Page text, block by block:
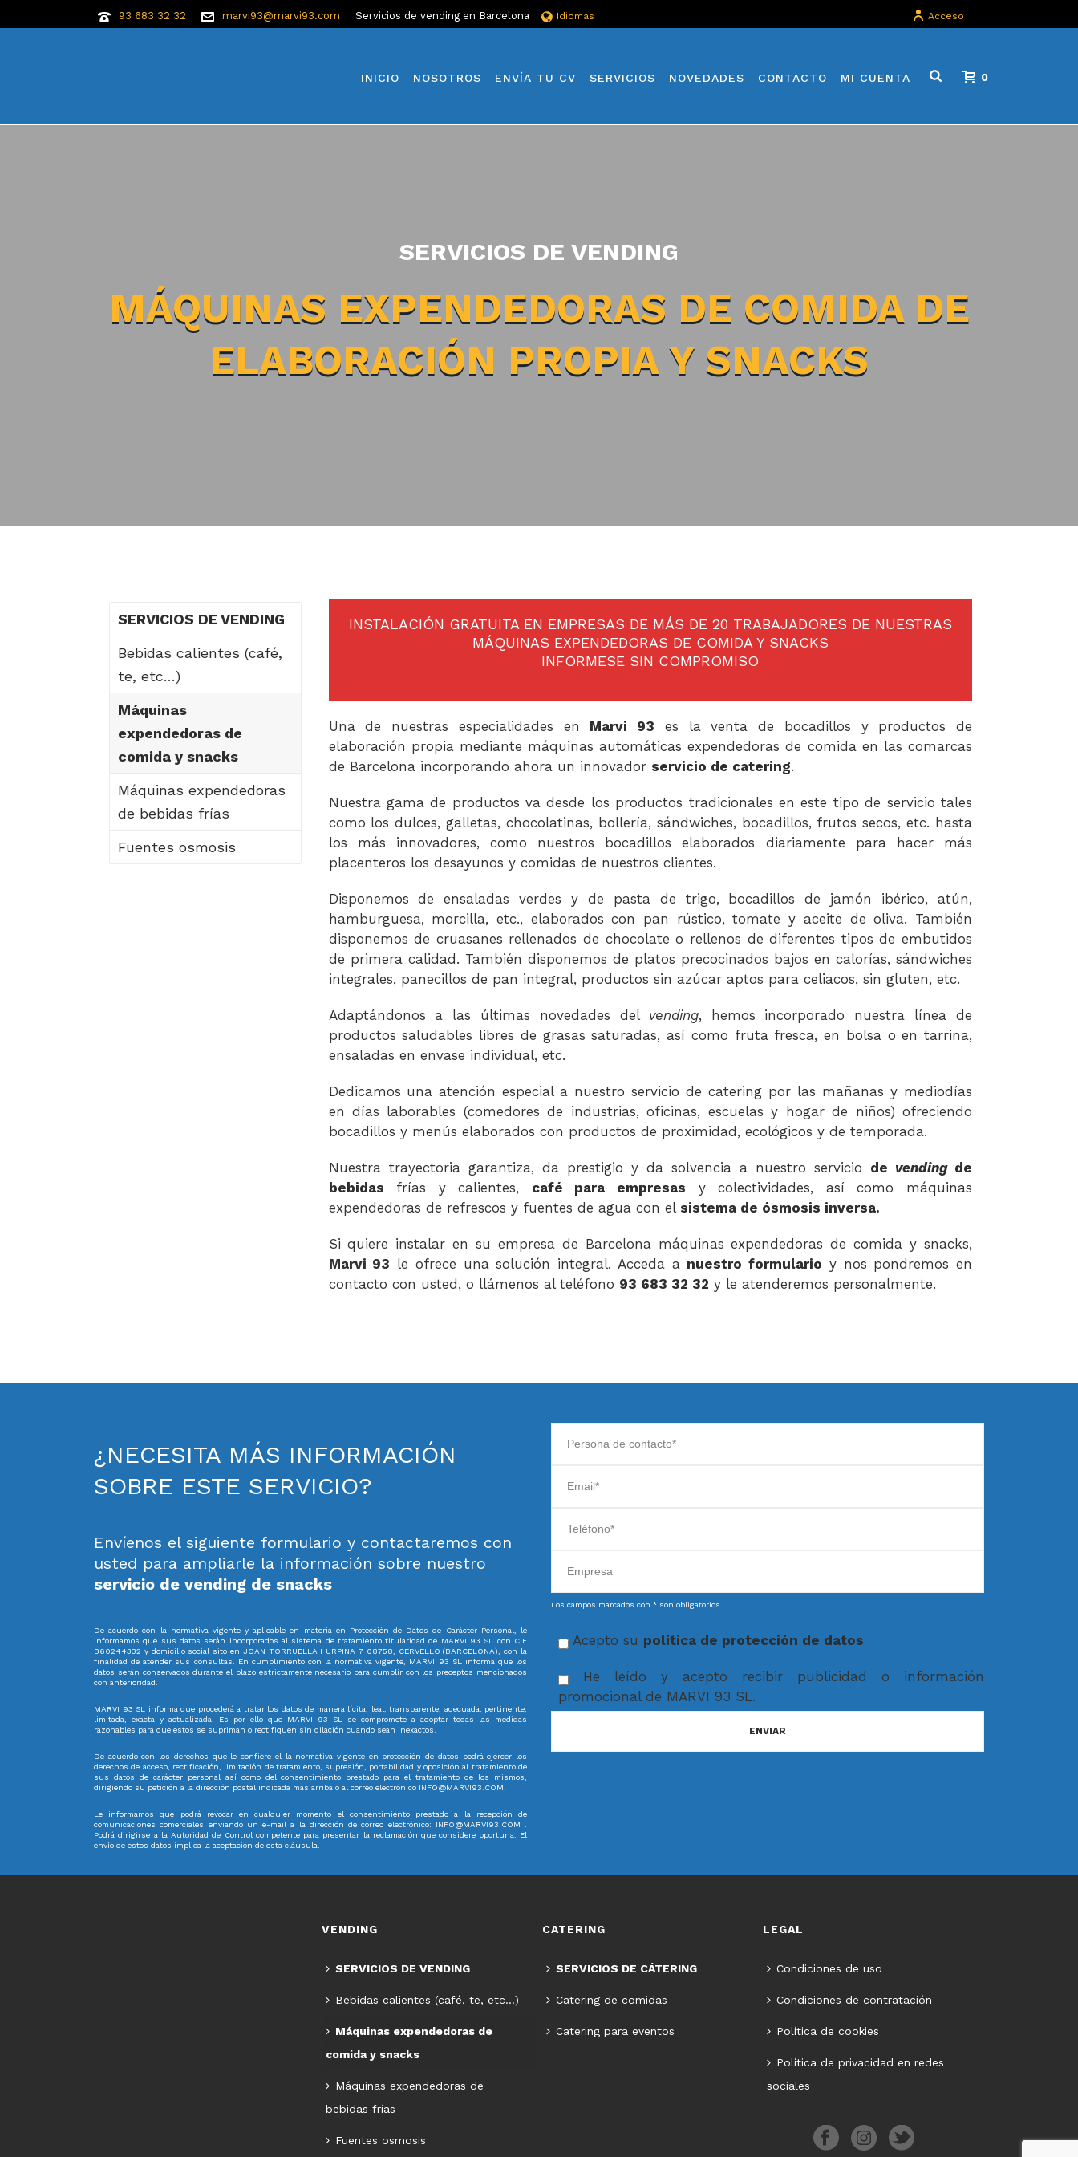
93 683 32 32 marvi93@marvi93.com Servicios de vending en Barcelona Idiomas Acceso
INICIO NOSOTROS ENVÍA TU CV SERVICIOS NOVEDADES CONTACTO MI CUENTA 0
SERVICIOS DE VENDING
MÁQUINAS EXPENDEDORAS DE COMIDA DE
ELABORACIÓN PROPIA Y SNACKS
SERVICIOS DE VENDING
Bebidas calientes (café,
te, etc…)
Máquinas
expendedoras de
comida y snacks
Máquinas expendedoras
de bebidas frías
Fuentes osmosis
INSTALACIÓN GRATUITA EN EMPRESAS DE MÁS DE 20 TRABAJADORES DE NUESTRAS
MÁQUINAS EXPENDEDORAS DE COMIDA Y SNACKS
INFORMESE SIN COMPROMISO
Una de nuestras especialidades en Marvi 93
es la venta de bocadillos y productos de
elaboración propia mediante máquinas automáticas expendedoras de comida en las comarcas
de Barcelona incorporando ahora un innovador servicio de catering.
Nuestra gama de productos va desde los productos tradicionales en este tipo de servicio tales
como los dulces, galletas, chocolatinas, bollería, sándwiches, bocadillos, frutos secos, etc. hasta
los más innovadores, como nuestros bocadillos elaborados diariamente para hacer más
placenteros los desayunos y comidas de nuestros clientes.
Disponemos de ensaladas verdes y de pasta de trigo, bocadillos de jamón ibérico, atún,
hamburguesa, morcilla, etc., elaborados con pan rústico, tomate y aceite de oliva. También
disponemos de cruasanes rellenados de chocolate o rellenos de diferentes tipos de embutidos
de primera calidad. También disponemos de platos precocinados bajos en calorías, sándwiches
integrales, panecillos de pan integral, productos sin azúcar aptos para celiacos, sin gluten, etc.
Adaptándonos a las últimas novedades del vending, hemos incorporado nuestra línea de
productos saludables libres de grasas saturadas, así como fruta fresca, en bolsa o en tarrina,
ensaladas en envase individual, etc.
Dedicamos una atención especial a nuestro servicio de catering por las mañanas y mediodías
en días laborables (comedores de industrias, oficinas, escuelas y hogar de niños) ofreciendo
bocadillos y menús elaborados con productos de proximidad, ecológicos y de temporada.
Nuestra trayectoria garantiza, da prestigio y da solvencia a nuestro servicio de vendingde
bebidas
frías y calientes, café para empresas
y colectividades, así como máquinas
expendedoras de refrescos y fuentes de agua con el sistema de ósmosis inversa.
Si quiere instalar en su empresa de Barcelona máquinas expendedoras de comida y snacks,
Marvi 93 le ofrece una solución integral. Acceda a nuestro formulario y nos pondremos en
contacto con usted, o llámenos al teléfono 93 683 32 32 y le atenderemos personalmente.
¿NECESITA MÁS INFORMACIÓN
SOBRE ESTE SERVICIO?
Envíenos el siguiente formulario y contactaremos con
usted para ampliarle la información sobre nuestro
servicio de vending de snacks
De acuerdo con la normativa vigente y aplicable en materia en Protección de Datos de Carácter Personal, le
informamos que sus datos serán incorporados al sistema de tratamiento titularidad de MARVI 93 SL con CIF
B60244332 y domicilio social sito en JOAN TORRUELLA I URPINA 7 08758, CERVELLO (BARCELONA), con la
finalidad de atender sus consultas. En cumplimiento con la normativa vigente, MARVI 93 SL informa que los
datos serán conservados durante el plazo estrictamente necesario para cumplir con los preceptos mencionados
con anterioridad.
MARVI 93 SL informa que procederá a tratar los datos de manera lícita, leal, transparente, adecuada, pertinente,
limitada, exacta y actualizada. Es por ello que MARVI 93 SL se compromete a adoptar todas las medidas
razonables para que estos se supriman o rectifiquen sin dilación cuando sean inexactos.
De acuerdo con los derechos que le confiere el la normativa vigente en protección de datos podrá ejercer los
derechos de acceso, rectificación, limitación de tratamiento, supresión, portabilidad y oposición al tratamiento de
sus datos de carácter personal así como del consentimiento prestado para el tratamiento de los mismos,
dirigiendo su petición a la dirección postal indicada más arriba o al correo electrónico INFO@MARVI93.COM.
Le informamos que podrá revocar en cualquier momento el consentimiento prestado a la recepción de
comunicaciones comerciales enviando un e-mail a la dirección de correo electrónico: INFO@MARVI93.COM .
Podrá dirigirse a la Autoridad de Control competente para presentar la reclamación que considere oportuna. El
envío de estos datos implica la aceptación de esta cláusula.
Los campos marcados con * son obligatorios
Acepto su política de protección de datos
He leído y acepto recibir publicidad o información
promocional de MARVI 93 SL.
VENDING
SERVICIOS DE VENDING
Bebidas calientes (café, te, etc…)
Máquinas expendedoras de
comida y snacks
Máquinas expendedoras de
bebidas frías
Fuentes osmosis
CATERING
SERVICIOS DE CÁTERING
Catering de comidas
Catering para eventos
LEGAL
Condiciones de uso
Condiciones de contratación
Política de cookies
Política de privacidad en redes
sociales